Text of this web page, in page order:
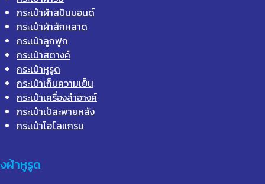
กระเป๋าผ้าสปันบอนด์
กระเป๋าผ้าสักหลาด
กระเป๋าลูกฟูก
กระเป๋าสตางค์
กระเป๋าหูรูด
กระเป๋าเก็บความเย็น
กระเป๋าเครื่องสำอางค์
กระเป๋าเป้สะพายหลัง
กระเป๋าโฮโลแกรม
ผ้าหูรูด